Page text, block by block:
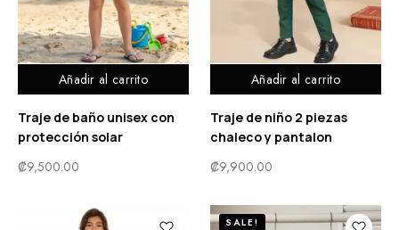
Añadir al carrito
Traje de baño unisex con
protección solar
₡9,500.00
Añadir al carrito
Traje de niño 2 piezas
chaleco y pantalon
₡9,900.00
SALE!